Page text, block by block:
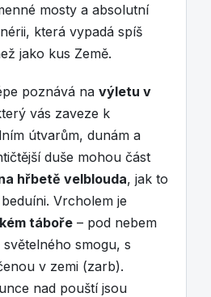
mosty a absolutní
která vypadá spíš
jako kus Země.
poznává na výletu v
vás zaveze k
útvarům, dunám a
duše mohou část
hřbetě velblouda, jak to
Vrcholem je
táboře – pod nebem
smogu, s
v zemi (zarb).
nad pouští jsou